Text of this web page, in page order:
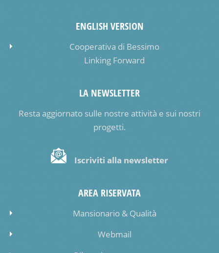
ENGLISH VERSION
Cooperativa di Bessimo
Linking Forward
LA NEWSLETTER
Resta aggiornato sulle nostre attività e sui nostri
progetti.
Iscriviti alla newsletter
AREA RISERVATA
Mansionario & Qualità
Webmail